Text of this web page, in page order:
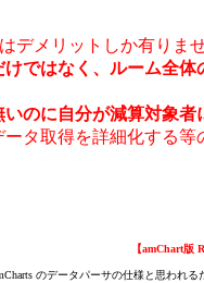
デメリットしか有りま
ではなく、ルーム全体
いのに自分が減算対象者
タ取得を詳細化する等
【amChart版
のデータパーサの仕様と思われる